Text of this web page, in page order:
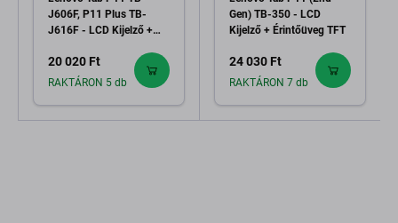
J606F, P11 Plus TB-
J616F - LCD Kijelző +
20 020 Ft
RAKTÁRON 5 db
Gen) TB-350 - LCD
Kijelző + Érintőüveg TFT
24 030 Ft
RAKTÁRON 7 db